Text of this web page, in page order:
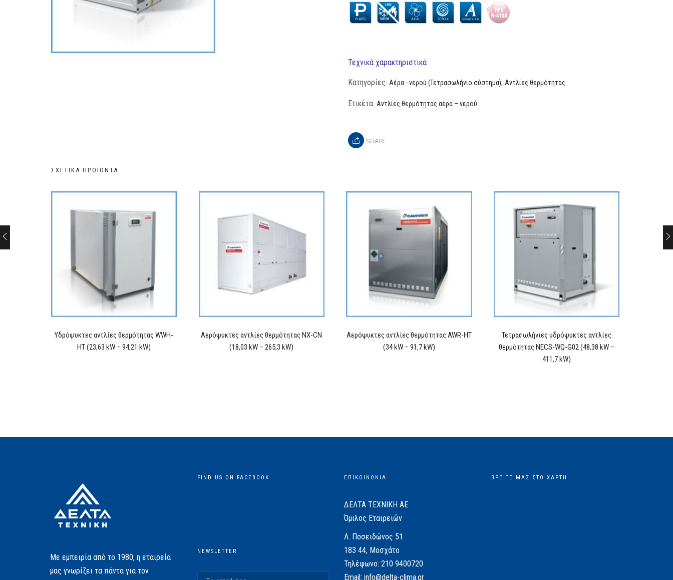
Τεχνικά χαρακτηριστικά
Κατηγορίες: Αέρα - νερού (Τετρασωλήνιο σύστημα), Αντλίες θερμότητας
Ετικέτα: Αντλίες θερμότητας αέρα – νερού
SHARE
ΣΧΕΤΙΚΆ ΠΡΟΪΌΝΤΑ
Υδρόψυκτες αντλίες θερμότητας WWΗ-
HT (23,63 kW – 94,21 kW)
Αερόψυκτες αντλίες θερμότητας NX-CN
(18,03 kW – 265,3 kW)
Αερόψυκτες αντλίες θερμότητας AWR-HT
(34 kW – 91,7 kW)
Τετρασωλήνιες υδρόψυκτες αντλίες
θερμότητας NECS-WQ-G02 (48,38 kW –
411,7 kW)
Με εμπειρία από το 1980, η εταιρεία
μας γνωρίζει τα πάντα για τον
FIND US ON FACEBOOK
NEWSLETTER
ΕΠΙΚΟΙΝΩΝΙΑ
ΔΕΛΤΑ ΤΕΧΝΙΚΗ ΑΕ
Όμιλος Εταιρειών
Λ. Ποσειδώνος 51
183 44, Μοσχάτο
Τηλέφωνο: 210 9400720
Email: info@delta-clima.gr
ΒΡΕΊΤΕ ΜΑΣ ΣΤΟ ΧΆΡΤΗ